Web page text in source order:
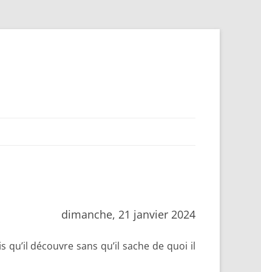
dimanche, 21 janvier 2024
qu’il découvre sans qu’il sache de quoi il